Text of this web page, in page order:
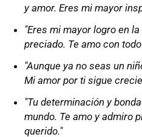
y amor. Eres mi mayor
"Eres mi mayor logro en
preciado. Te amo con
"Aunque ya no seas un
Mi amor por ti sigue
"Tu determinación y
mundo. Te amo y admiro
querido."